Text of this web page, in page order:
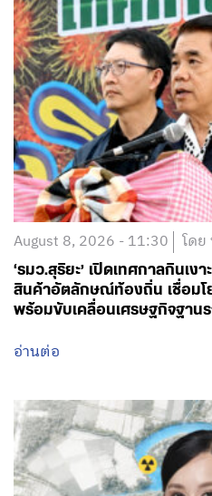
August 8, 2026 - 11:30 โดย
‘รมว.สุริยะ’ เปิดเทศกาลกินเง
สินค้าอัตลักษณ์ท้องถิ่น เชื่อมโ
พร้อมขับเคลื่อนเศรษฐกิจฐาน
อ่านต่อ